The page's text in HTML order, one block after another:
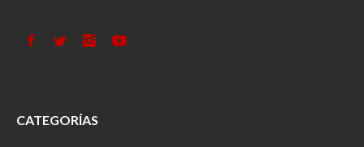
CATEGORÍAS